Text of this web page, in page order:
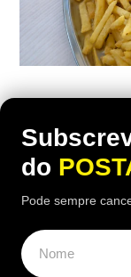
“O
pode
do
Pode sempre